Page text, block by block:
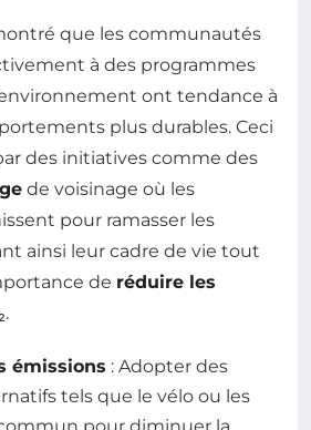
que les communautés
à des programmes
ont tendance à
plus durables. Ceci
des initiatives comme des
de voisinage où les
pour ramasser les
ainsi leur cadre de vie tout
de réduire les
émissions : Adopter des
tels que le vélo ou les